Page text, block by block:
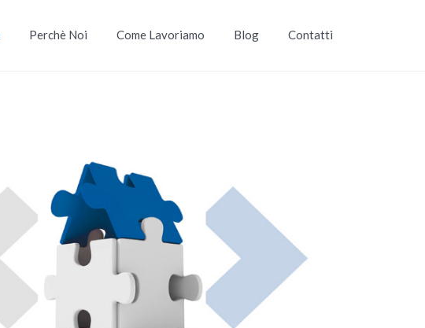
Perchè Noi Come Lavoriamo Blog Contatti